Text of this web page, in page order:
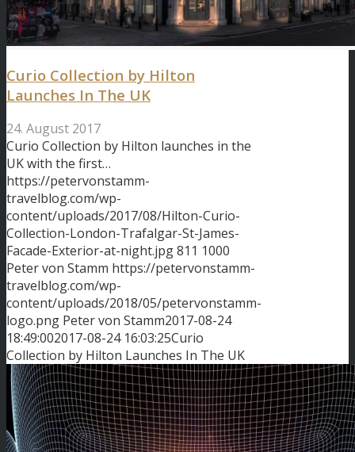
Curio Collection by Hilton
Launches In The UK
24. August 2017
Curio Collection by Hilton launches in the
UK with the first…
https://petervonstamm-
travelblog.com/wp-
content/uploads/2017/08/Hilton-Curio-
Collection-London-Trafalgar-St-James-
Facade-Exterior-at-night.jpg811 1000
Peter von Stamm https://petervonstamm-
travelblog.com/wp-
content/uploads/2018/05/petervonstamm-
logo.png Peter von Stamm2017-08-24
18:49:002017-08-24 16:03:25Curio
Collection by Hilton Launches In The UK